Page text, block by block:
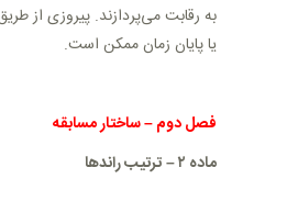
به رقابت می‌پردازند. پیروزی از
یا پایان زمان ممکن است.
فصل دوم–ساختار مسابقه
ماده ۲–ترتیب راندها